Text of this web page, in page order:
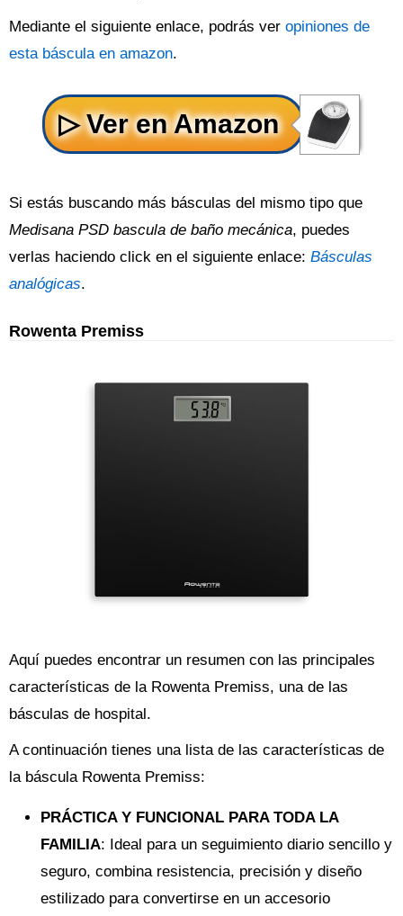
Mediante el siguiente enlace, podrás ver opiniones de
esta báscula en amazon.
Si estás buscando más básculas del mismo tipo que
Medisana PSD bascula de baño mecánica, puedes
verlas haciendo click en el siguiente enlace: Básculas
analógicas.
Rowenta Premiss
Aquí puedes encontrar un resumen con las principales
características de la Rowenta Premiss, una de las
básculas de hospital.
A continuación tienes una lista de las características de
la báscula Rowenta Premiss:
PRÁCTICA Y FUNCIONAL PARA TODA LA
FAMILIA: Ideal para un seguimiento diario sencillo y
seguro, combina resistencia, precisión y diseño
estilizado para convertirse en un accesorio